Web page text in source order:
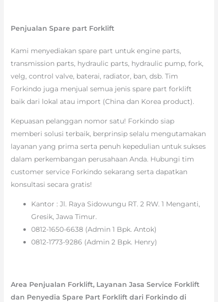
Penjualan Spare part Forklift
Kami menyediakan spare part untuk engine parts,
transmission parts, hydraulic parts, hydraulic pump, fork,
velg, control valve, baterai, radiator, ban, dsb. Tim
Forkindo juga menjual semua jenis spare part forklift
baik dari lokal atau import (China dan Korea product).
Kepuasan pelanggan nomor satu! Forkindo siap
memberi solusi terbaik, berprinsip selalu mengutamakan
layanan yang prima serta penuh kepedulian untuk sukses
dalam perkembangan perusahaan Anda. Hubungi tim
customer service Forkindo sekarang serta dapatkan
konsultasi secara gratis!
Kantor : Jl. Raya Sidowungu RT. 2 RW. 1 Menganti,
Gresik, Jawa Timur.
0812-1650-6638 (Admin 1 Bpk. Antok)
0812-1773-9286 (Admin 2 Bpk. Henry)
Area Penjualan Forklift, Layanan Jasa Service Forklift
dan Penyedia Spare Part Forklift dari Forkindo di